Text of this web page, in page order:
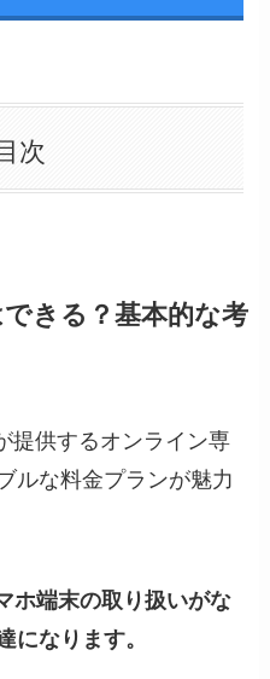
次
きる？基本的な考
提供するオンライン専
ルな料金プランが魅力
ホ端末の取り扱いがな
になります。